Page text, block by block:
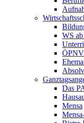
WS
ÖPNV
Das
Mensa